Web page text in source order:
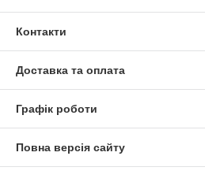
Контакти
Доставка та оплата
Графік роботи
Повна версія сайту